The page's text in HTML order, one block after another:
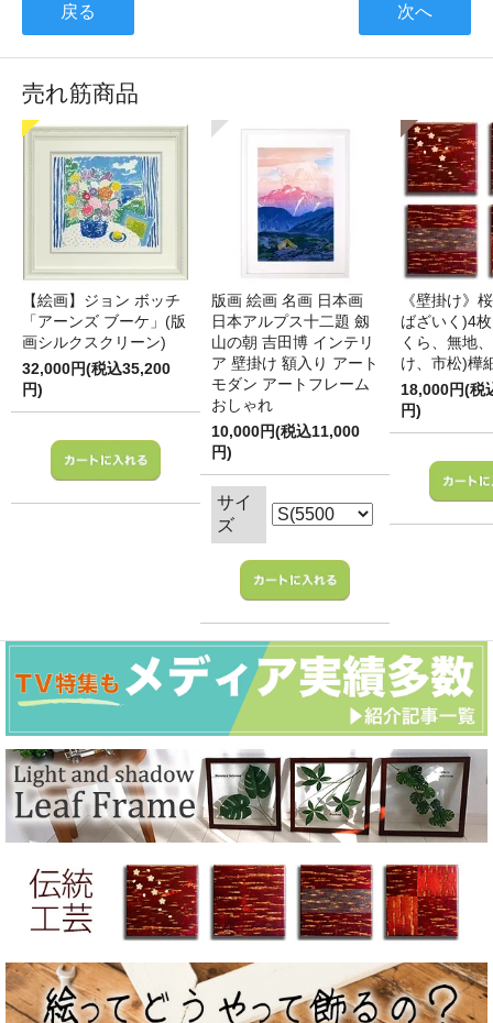
戻る 次へ
売れ筋商品
【絵画】ジョン ボッチ
「アーンズ ブーケ」(版
画シルクスクリーン)
32,000円(税込35,200
円)
版画 絵画 名画 日本画
日本アルプス十二題 劔
山の朝 吉田博 インテリ
ア 壁掛け 額入り アート
モダン アートフレーム
おしゃれ
10,000円(税込11,000
円)
サイ
ズ
《壁掛け》
ばざいく)4
くら、無地
け、市松)樺
18,000円(税
円)